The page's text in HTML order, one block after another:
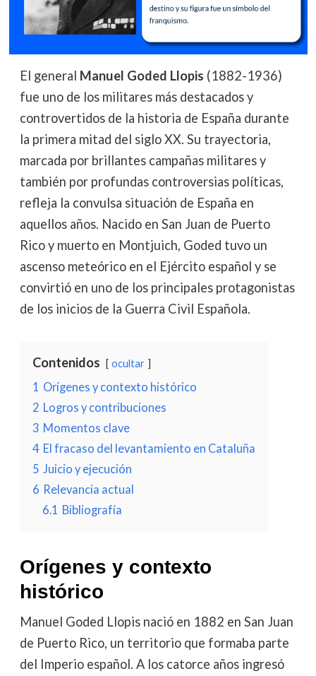
El general Manuel Goded Llopis (1882-1936)
fue uno de los militares más destacados y
controvertidos de la historia de España durante
la primera mitad del siglo XX. Su trayectoria,
marcada por brillantes campañas militares y
también por profundas controversias políticas,
refleja la convulsa situación de España en
aquellos años. Nacido en San Juan de Puerto
Rico y muerto en Montjuich, Goded tuvo un
ascenso meteórico en el Ejército español y se
convirtió en uno de los principales protagonistas
de los inicios de la Guerra Civil Española.
Contenidos ocultar
1 Orígenes y contexto histórico
2 Logros y contribuciones
3 Momentos clave
4 El fracaso del levantamiento en Cataluña
5 Juicio y ejecución
6 Relevancia actual
6.1 Bibliografía
Orígenes y contexto
histórico
Manuel Goded Llopis nació en 1882 en San Juan
de Puerto Rico, un territorio que formaba parte
del Imperio español. A los catorce años ingresó